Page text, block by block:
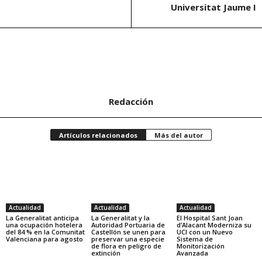
Universitat Jaume I
Redacción
Artículos relacionados Más del autor
Actualidad
La Generalitat anticipa
una ocupación hotelera
del 84 % en la Comunitat
Valenciana para agosto
Actualidad
La Generalitat y la
Autoridad Portuaria de
Castellón se unen para
preservar una especie
de flora en peligro de
extinción
Actualidad
El Hospital Sant Joan
d’Alacant Moderniza su
UCI con un Nuevo
Sistema de
Monitorización
Avanzada